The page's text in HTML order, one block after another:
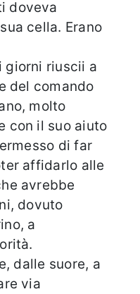
doveva
cella. Erano
giorni riuscii a
del comando
molto
con il suo aiuto
di far
affidarlo alle
avrebbe
dovuto
a
dalle suore, a
via